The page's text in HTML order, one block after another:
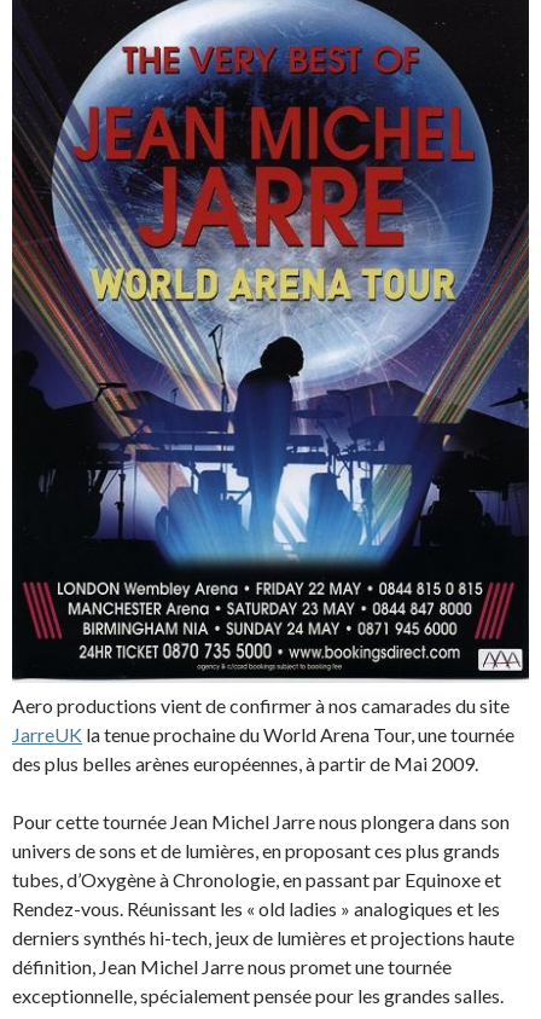
Aero productions vient de confirmer à nos camarades du site
JarreUK la tenue prochaine du World Arena Tour, une tournée
des plus belles arènes européennes, à partir de Mai 2009.
Pour cette tournée Jean Michel Jarre nous plongera dans son
univers de sons et de lumières, en proposant ces plus grands
tubes, d’Oxygène à Chronologie, en passant par Equinoxe et
Rendez-vous. Réunissant les « old ladies » analogiques et les
derniers synthés hi-tech, jeux de lumières et projections haute
définition, Jean Michel Jarre nous promet une tournée
exceptionnelle, spécialement pensée pour les grandes salles.